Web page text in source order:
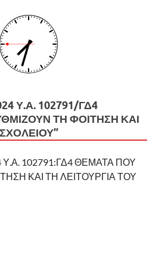
Υ.Α. 102791/ΓΔ4
ΤΗ ΦΟΙΤΗΣΗ ΚΑΙ
Υ.Α. 102791:ΓΔ4 ΘΕΜΑΤΑ ΠΟΥ
ΚΑΙ ΤΗ ΛΕΙΤΟΥΡΓΙΑ ΤΟΥ